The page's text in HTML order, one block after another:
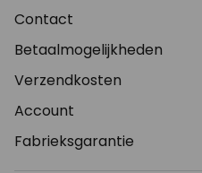
Contact
Betaalmogelijkheden
Verzendkosten
Account
Fabrieksgarantie